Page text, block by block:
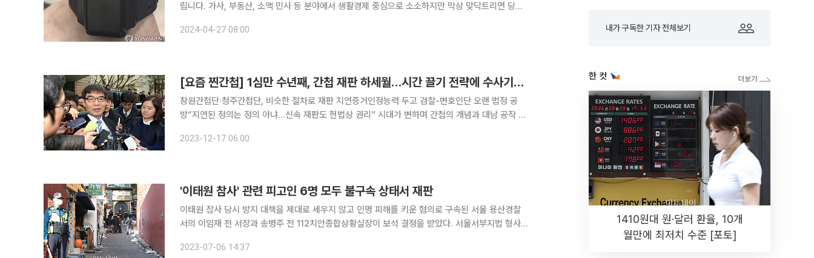
립니다. 가사, 부동산, 소액 민사 등 분야에서 생활경제 중심으로 소소하지만 막상 맞닥트리면 당황
2024-04-27 08:00
[요즘 찐간첩] 1심만 수년째, 간첩 재판 하세월…시간 끌기 전략에 수사기관 골치
창원간첩단‧청주간첩단, 비슷한 절차로 재판 지연증거인정능력 두고 검찰-변호인단 오랜 법정 공
방“지연된 정의는 정의 아냐…신속 재판도 헌법상 권리” 시대가 변하며 간첩의 개념과 대남 공작 방
서 말하는 간첩은 어떤 모습이며 이적단체와 어떻게 다른지, 어떤
2023-12-17 06:00
'이태원 참사' 관련 피고인 6명 모두 불구속 상태서 재판
이태원 참사 당시 방지 대책을 제대로 세우지 않고 인명 피해를 키운 혐의로 구속된 서울 용산경찰
서의 이임재 전 서장과 송병주 전 112치안종합상황실장이 보석 결정을 받았다. 서울서부지법 형사
이 지정하는 일시·장소에 출석, 증거를 인멸하지 않겠다는 내용
2023-07-06 14:37
내가 구독한 기자 전체보기
한 컷
1410원대 원·달러 환율, 10개
월만에 최저치 수준 [포토]